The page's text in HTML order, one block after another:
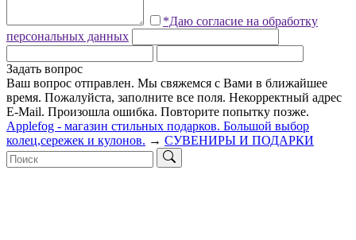
*Даю согласие на обработку
персональных данных
Задать вопрос
Ваш вопрос отправлен. Мы свяжемся с Вами в ближайшее
время. Пожалуйста, заполните все поля. Некорректный адрес
E-Mail. Произошла ошибка. Повторите попытку позже.
Applefog - магазин стильных подарков. Большой выбор
колец,сережек и кулонов. → СУВЕНИРЫ И ПОДАРКИ